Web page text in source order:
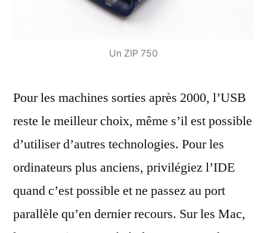
Un ZIP 750
Pour les machines sorties après 2000, l’USB
reste le meilleur choix, même s’il est possible
d’utiliser d’autres technologies. Pour les
ordinateurs plus anciens, privilégiez l’IDE
quand c’est possible et ne passez au port
parallèle qu’en dernier recours. Sur les Mac,